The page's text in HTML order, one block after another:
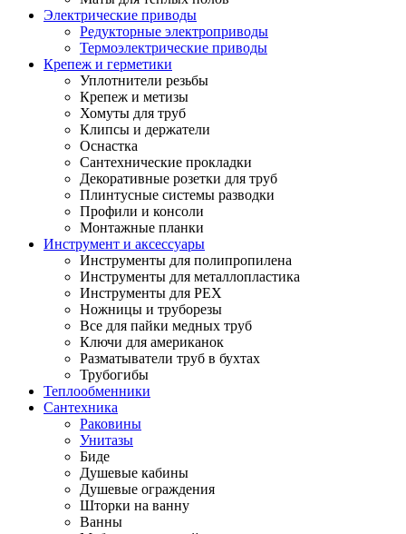
Электрические приводы
Редукторные электроприводы
Термоэлектрические приводы
Крепеж и герметики
Уплотнители резьбы
Крепеж и метизы
Хомуты для труб
Клипсы и держатели
Оснастка
Сантехнические прокладки
Декоративные розетки для труб
Плинтусные системы разводки
Профили и консоли
Монтажные планки
Инструмент и аксессуары
Инструменты для полипропилена
Инструменты для металлопластика
Инструменты для PEX
Ножницы и труборезы
Все для пайки медных труб
Ключи для американок
Разматыватели труб в бухтах
Трубогибы
Теплообменники
Сантехника
Раковины
Унитазы
Биде
Душевые кабины
Душевые ограждения
Шторки на ванну
Ванны